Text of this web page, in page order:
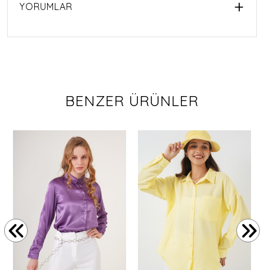
YORUMLAR
BENZER ÜRÜNLER